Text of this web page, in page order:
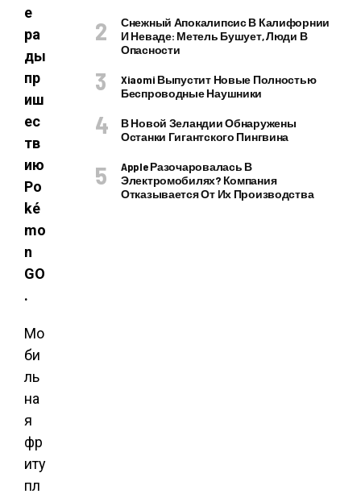
е
ра
ды
пр
иш
ес
тв
ию
Po
ké
mo
n
GO
.
Мо
би
ль
на
я
фр
иту
пл
Снежный Апокалипсис В Калифорнии
И Неваде: Метель Бушует, Люди В
Опасности
Xiaomi Выпустит Новые Полностью
Беспроводные Наушники
В Новой Зеландии Обнаружены
Останки Гигантского Пингвина
Apple Разочаровалась В
Электромобилях? Компания
Отказывается От Их Производства